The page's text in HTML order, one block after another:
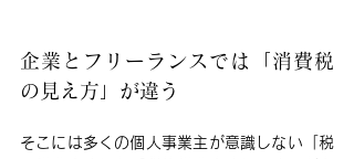
企業とフリーランスでは「消費税
の見え方」が違う
そこには多くの個人事業主が意識しない「税